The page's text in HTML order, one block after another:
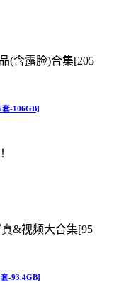
套-106GB]
-93.4GB]